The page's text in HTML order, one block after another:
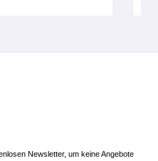
Newsletter, um keine Angebote